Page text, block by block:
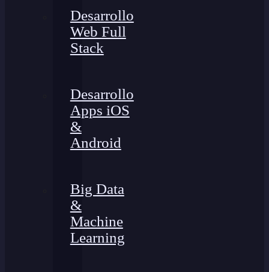
Desarrollo
Web Full
Stack
Desarrollo
Apps iOS
&
Android
Big Data
&
Machine
Learning